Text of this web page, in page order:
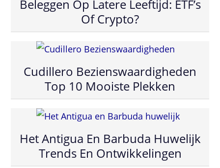
Beleggen Op Latere Leeftijd: ETF’s
Of Crypto?
Cudillero Bezienswaardigheden
Top 10 Mooiste Plekken
Het Antigua En Barbuda Huwelijk
Trends En Ontwikkelingen